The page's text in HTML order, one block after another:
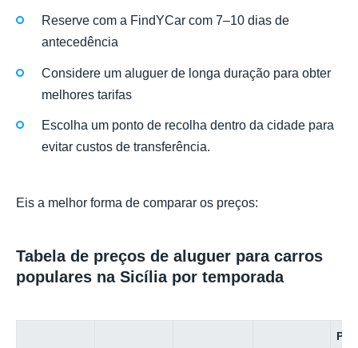
Reserve com a FindYCar com 7–10 dias de
antecedência
Considere um aluguer de longa duração para obter
melhores tarifas
Escolha um ponto de recolha dentro da cidade para
evitar custos de transferência.
Eis a melhor forma de comparar os preços:
Tabela de preços de aluguer para carros
populares na Sicília por temporada